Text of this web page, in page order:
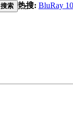
搜索 热搜: BluRay